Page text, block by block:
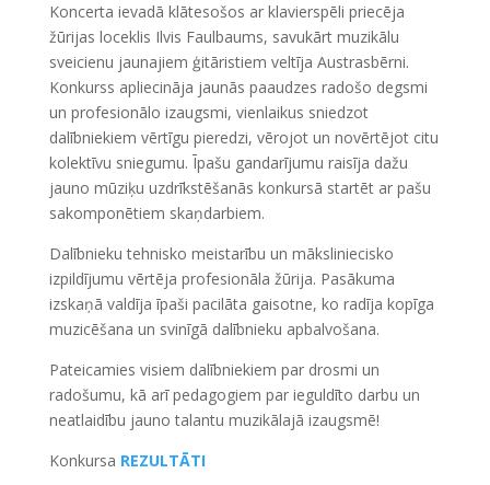
Koncerta ievadā klātesošos ar klavierspēli priecēja
žūrijas loceklis Ilvis Faulbaums, savukārt muzikālu
sveicienu jaunajiem ģitāristiem veltīja Austrasbērni.
Konkurss apliecināja jaunās paaudzes radošo degsmi
un profesionālo izaugsmi, vienlaikus sniedzot
dalībniekiem vērtīgu pieredzi, vērojot un novērtējot citu
kolektīvu sniegumu. Īpašu gandarījumu raisīja dažu
jauno mūziķu uzdrīkstēšanās konkursā startēt ar pašu
sakomponētiem skaņdarbiem.
Dalībnieku tehnisko meistarību un māksliniecisko
izpildījumu vērtēja profesionāla žūrija. Pasākuma
izskaņā valdīja īpaši pacilāta gaisotne, ko radīja kopīga
muzicēšana un svinīgā dalībnieku apbalvošana.
Pateicamies visiem dalībniekiem par drosmi un
radošumu, kā arī pedagogiem par ieguldīto darbu un
neatlaidību jauno talantu muzikālajā izaugsmē!
Konkursa REZULTĀTI